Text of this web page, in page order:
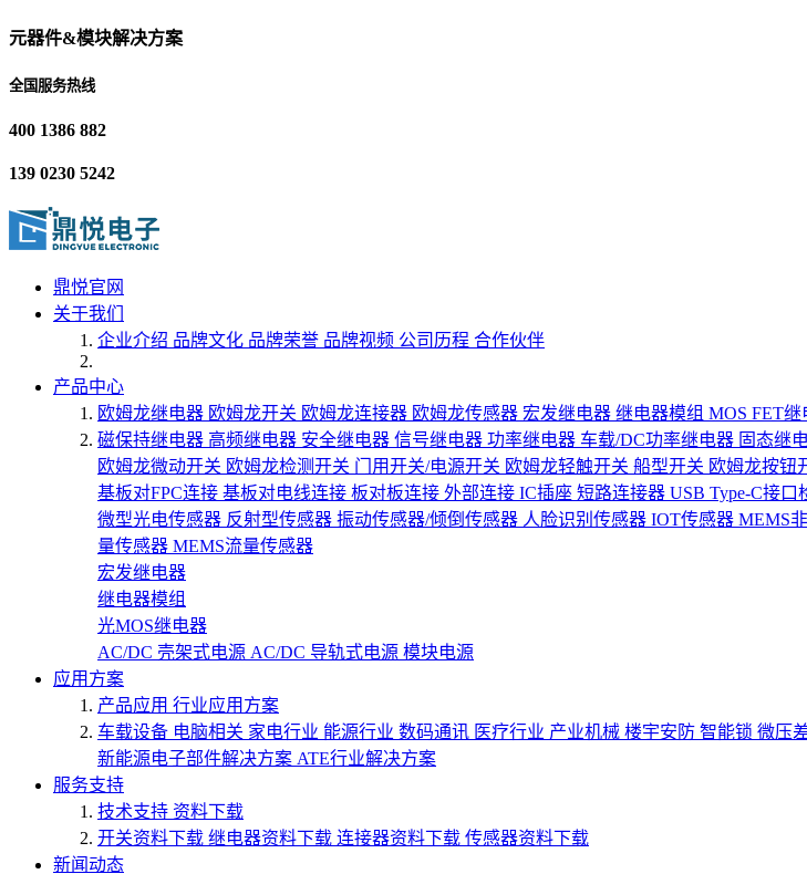
元器件&模块解决方案
全国服务热线
400 1386 882
139 0230 5242
鼎悦官网
关于我们
企业介绍 品牌文化 品牌荣誉 品牌视频 公司历程 合作伙伴
产品中心
欧姆龙继电器 欧姆龙开关 欧姆龙连接器 欧姆龙传感器 宏发继电器 继电器模组 MOS FET继
磁保持继电器 高频继电器 安全继电器 信号继电器 功率继电器 车载/DC功率继电器 固态继
欧姆龙微动开关 欧姆龙检测开关 门用开关/电源开关 欧姆龙轻触开关 船型开关 欧姆龙按钮
基板对FPC连接 基板对电线连接 板对板连接 外部连接 IC插座 短路连接器 USB Type-C接口
微型光电传感器 反射型传感器 振动传感器/倾倒传感器 人脸识别传感器 IOT传感器 MEMS
量传感器 MEMS流量传感器
宏发继电器
继电器模组
光MOS继电器
AC/DC 壳架式电源 AC/DC 导轨式电源 模块电源
应用方案
产品应用 行业应用方案
车载设备 电脑相关 家电行业 能源行业 数码通讯 医疗行业 产业机械 楼宇安防 智能锁 微压
新能源电子部件解决方案 ATE行业解决方案
服务支持
技术支持 资料下载
开关资料下载 继电器资料下载 连接器资料下载 传感器资料下载
新闻动态